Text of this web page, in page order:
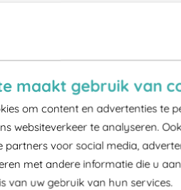
maakt gebruik van
om content en advertenties te
websiteverkeer te analyseren.
partners voor social media,
met andere informatie die u
van uw gebruik van hun services.